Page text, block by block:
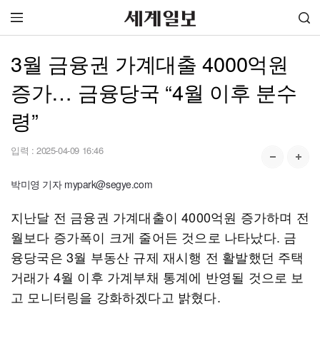
3월 금융권 가계대출 4000억원
증가… 금융당국 “4월 이후 분수
령”
입력 : 2025-04-09 16:46
박미영 기자 mypark@segye.com
지난달 전 금융권 가계대출이 4000억원 증가하며 전
월보다 증가폭이 크게 줄어든 것으로 나타났다. 금
융당국은 3월 부동산 규제 재시행 전 활발했던 주택
거래가 4월 이후 가계부채 통계에 반영될 것으로 보
고 모니터링을 강화하겠다고 밝혔다.